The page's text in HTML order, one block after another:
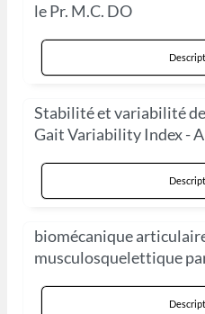
le Pr. M.C. DO
Stabilité et variabilité de
Gait Variability Index -
biomécanique
musculosquelettique